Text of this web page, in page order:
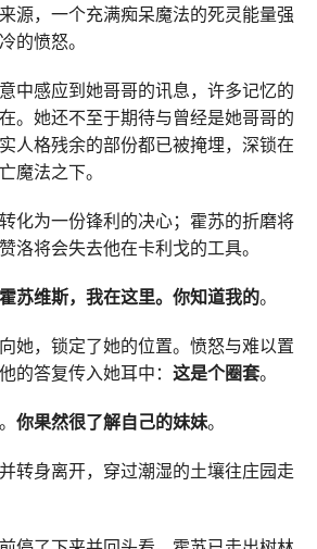
源，一个充满痴呆魔法的死灵能量强
的愤怒。
中感应到她哥哥的讯息，许多记忆的
。她还不至于期待与曾经是她哥哥的
人格残余的部份都已被掩埋，深锁在
魔法之下。
化为一份锋利的决心；霍苏的折磨将
洛将会失去他在卡利戈的工具。
霍苏维斯，我在这里。你知道我的。
她，锁定了她的位置。愤怒与难以置
的答复传入她耳中：这是个圈套。
你果然很了解自己的妹妹。
转身离开，穿过潮湿的土壤往庄园走